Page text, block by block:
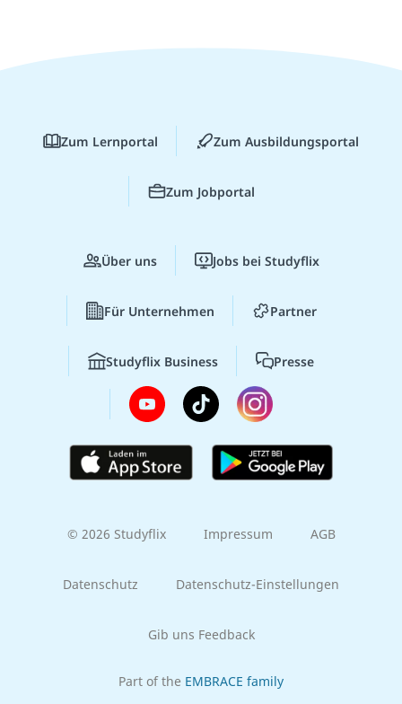
Zum Lernportal Zum Ausbildungsportal
Zum Jobportal
Über uns Jobs bei Studyflix
Für Unternehmen Partner
Studyflix Business Presse
© 2026 Studyflix Impressum AGB
Datenschutz Datenschutz-Einstellungen
Gib uns Feedback
Part of the EMBRACE family